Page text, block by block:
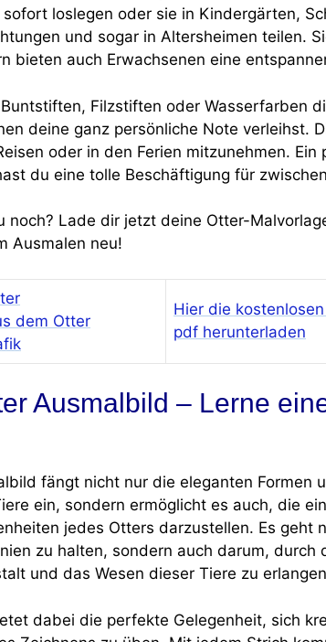
loslegen oder sie in Kindergärten,
und sogar in Altersheimen teilen.
bieten auch Erwachsenen eine
Filzstiften oder Wasserfarben
deine ganz persönliche Note verleihst.
oder in den Ferien mitzunehmen. Ein
du eine tolle Beschäftigung für
Lade dir jetzt deine Otter-
Ausmalen neu!
Hier die
pdf herunterladen
Ausmalbild – Lerne
fängt nicht nur die eleganten Formen
ein, sondern ermöglicht es auch, die
jedes Otters darzustellen. Es geht
zu halten, sondern auch darum, durch
und das Wesen dieser Tiere zu
dabei die perfekte Gelegenheit, sich